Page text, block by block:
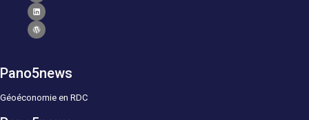
Pano5news
Géoéconomie en RDC